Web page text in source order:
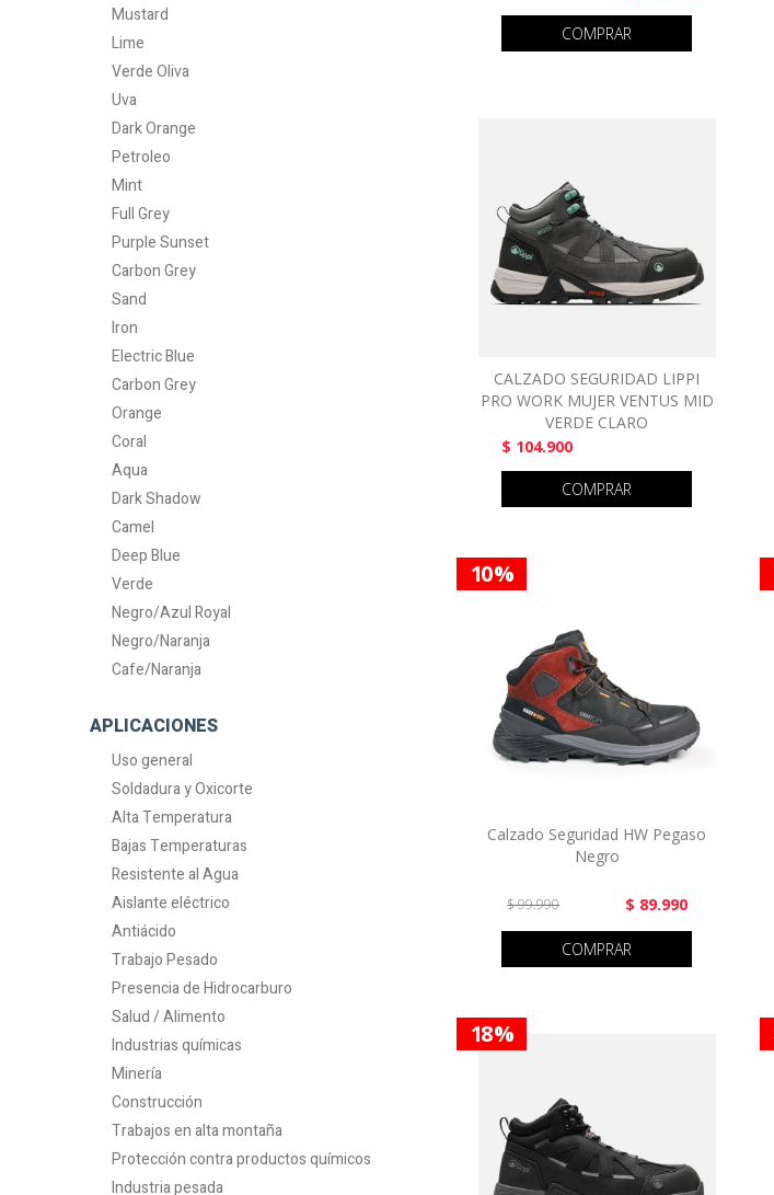
Mustard
Lime
Verde Oliva
Uva
Dark Orange
Petroleo
Mint
Full Grey
Purple Sunset
Carbon Grey
Sand
Iron
Electric Blue
Carbon Grey
Orange
Coral
Aqua
Dark Shadow
Camel
Deep Blue
Verde
Negro/Azul Royal
Negro/Naranja
Cafe/Naranja
APLICACIONES
Uso general
Soldadura y Oxicorte
Alta Temperatura
Bajas Temperaturas
Resistente al Agua
Aislante eléctrico
Antiácido
Trabajo Pesado
Presencia de Hidrocarburo
Salud / Alimento
Industrias químicas
Minería
Construcción
Trabajos en alta montaña
Protección contra productos químicos
Industria pesada
COMPRAR
CALZADO SEGURIDAD LIPPI
PRO WORK MUJER VENTUS MID
VERDE CLARO
$ 104.900
COMPRAR
10 %
Calzado Seguridad HW Pegaso
Negro
$ 99.990 $ 89.990
COMPRAR
18 %